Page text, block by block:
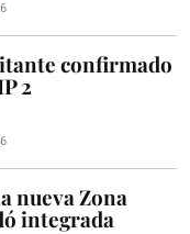
confirmado
2
nueva Zona
integrada